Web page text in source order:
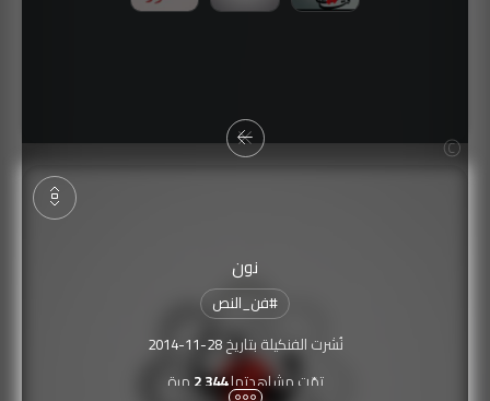
نون
#فن_النص
نُشرت الفنكيلة بتاريخ2014-11-28
تمّت مشاهدتها2,344 مرة